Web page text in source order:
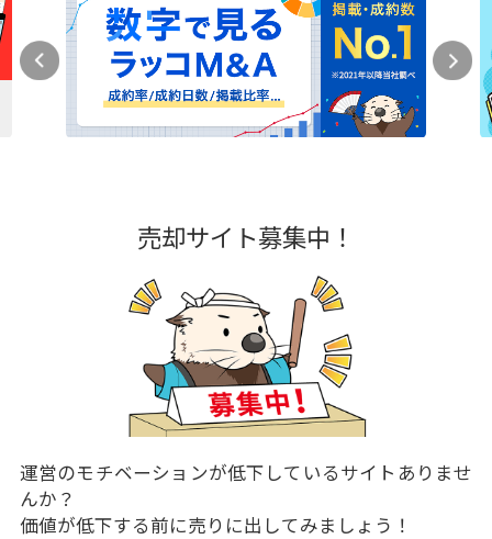
売却サイト募集中！
運営のモチベーションが低下しているサイトありませ
んか？
価値が低下する前に売りに出してみましょう！